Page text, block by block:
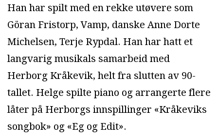
Han har spilt med en rekke utøvere som
Göran Fristorp, Vamp, danske Anne Dorte
Michelsen, Terje Rypdal. Han har hatt et
langvarig musikals samarbeid med
Herborg Kråkevik, helt fra slutten av 90-
tallet. Helge spilte piano og arrangerte flere
låter på Herborgs innspillinger «Kråkeviks
songbok» og «Eg og Edit».